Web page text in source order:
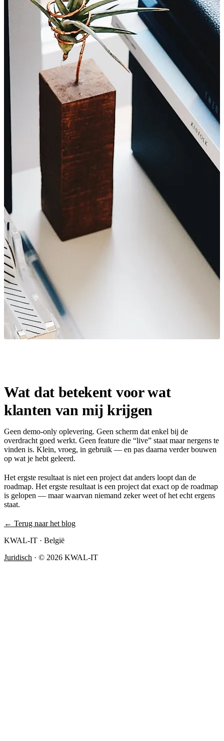
Wat dat betekent voor wat
klanten van mij krijgen
Geen demo-only oplevering. Geen scherm dat enkel bij de
overdracht goed werkt. Geen feature die “live” staat maar nergens te
vinden is. Klein, vroeg, in gebruik — en pas daarna verder bouwen
op wat je hebt geleerd.
Het ergste resultaat is niet een project dat anders loopt dan de
roadmap. Het ergste resultaat is een project dat exact op de roadmap
is gelopen — maar waarvan niemand zeker weet of het echt ergens
staat.
← Terug naar het blog
KWAL-IT · België
Juridisch · © 2026 KWAL-IT